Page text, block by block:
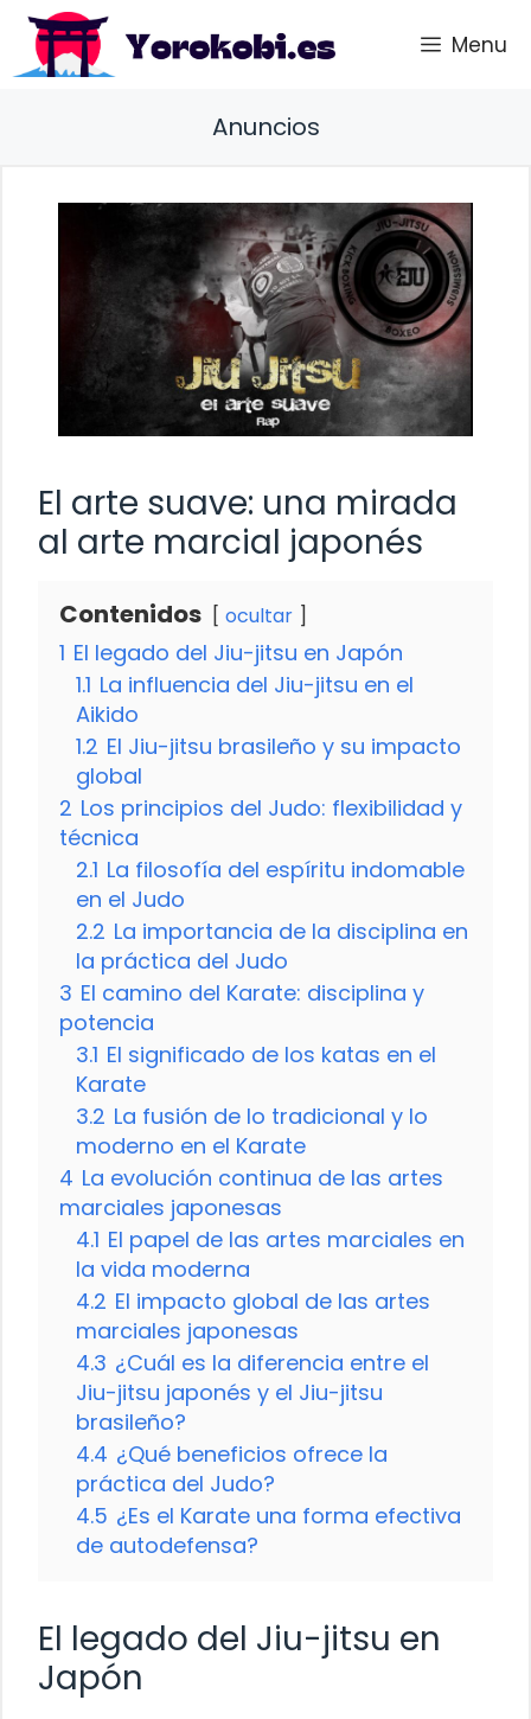
Saltar
contenido
Menu
Anuncios
El arte suave: una mirada
al arte marcial japonés
Contenidos ocultar
1 El legado del Jiu-jitsu en Japón
1.1 La influencia del Jiu-jitsu en el
Aikido
1.2 El Jiu-jitsu brasileño y su impacto
global
2 Los principios del Judo: flexibilidad y
técnica
2.1 La filosofía del espíritu indomable
en el Judo
2.2 La importancia de la disciplina en
la práctica del Judo
3 El camino del Karate: disciplina y
potencia
3.1 El significado de los katas en el
Karate
3.2 La fusión de lo tradicional y lo
moderno en el Karate
4 La evolución continua de las artes
marciales japonesas
4.1 El papel de las artes marciales en
la vida moderna
4.2 El impacto global de las artes
marciales japonesas
4.3 ¿Cuál es la diferencia entre el
Jiu-jitsu japonés y el Jiu-jitsu
brasileño?
4.4 ¿Qué beneficios ofrece la
práctica del Judo?
4.5 ¿Es el Karate una forma efectiva
de autodefensa?
El legado del Jiu-jitsu en
Japón